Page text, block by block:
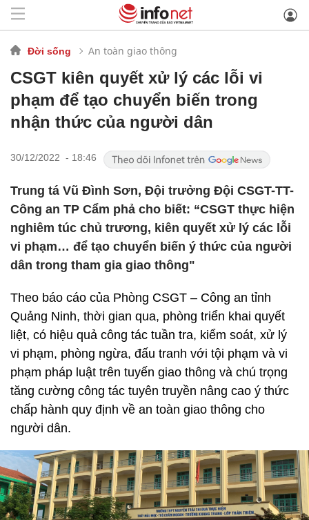
Đời sống An toàn giao thông
CSGT kiên quyết xử lý các lỗi vi
phạm để tạo chuyển biến trong
nhận thức của người dân
30/12/2022 - 18:46
Trung tá Vũ Đình Sơn, Đội trưởng Đội CSGT-TT-
Công an TP Cẩm phả cho biết: “CSGT thực hiện
nghiêm túc chủ trương, kiên quyết xử lý các lỗi
vi phạm… để tạo chuyển biến ý thức của người
dân trong tham gia giao thông"
Theo báo cáo của Phòng CSGT – Công an tỉnh
Quảng Ninh, thời gian qua, phòng triển khai quyết
liệt, có hiệu quả công tác tuần tra, kiểm soát, xử lý
vi phạm, phòng ngừa, đấu tranh với tội phạm và vi
phạm pháp luật trên tuyến giao thông và chú trọng
tăng cường công tác tuyên truyền nâng cao ý thức
chấp hành quy định về an toàn giao thông cho
người dân.